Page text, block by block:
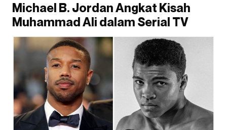
Michael B. Jordan Angkat Kisah
Muhammad Ali dalam Serial TV